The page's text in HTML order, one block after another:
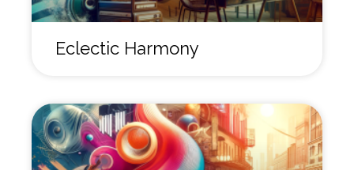
Eclectic Harmony